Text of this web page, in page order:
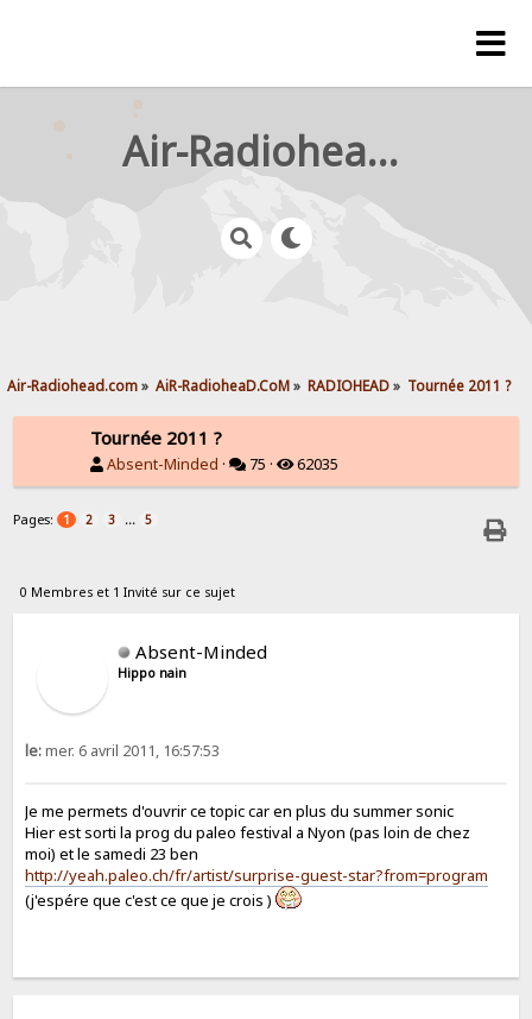
Air-Radiohead.com
Air-Radiohead.com» AiR-RadioheaD.CoM» RADIOHEAD» Tournée 2011 ?
Tournée 2011 ?
Absent-Minded · 75 · 62035
Pages: 1 2 3 ... 5
0 Membres et 1 Invité sur ce sujet
Absent-Minded
Hippo nain
le:mer. 6 avril 2011, 16:57:53
Je me permets d'ouvrir ce topic car en plus du summer sonic
Hier est sorti la prog du paleo festival a Nyon (pas loin de chez
moi) et le samedi 23 ben
http://yeah.paleo.ch/fr/artist/surprise-guest-star?from=program
(j'espére que c'est ce que je crois )